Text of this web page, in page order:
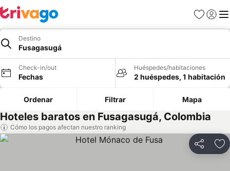
Favoritos
Iniciar
Destino
Fusagasugá
Check-in/out
Fechas
Huéspedes/habitaciones
2 huéspedes, 1 habitación
Ordenar Filtrar Mapa
Hoteles baratos en Fusagasugá, Colombia
Cómo los pagos afectan nuestro ranking
Compartir